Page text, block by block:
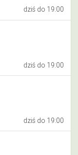
dziś do 19:00
dziś do 19:00
dziś do 19:00